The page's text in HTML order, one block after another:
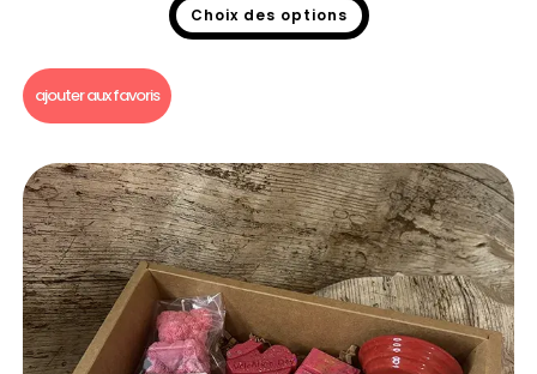
Choix des options
ajouter aux favoris